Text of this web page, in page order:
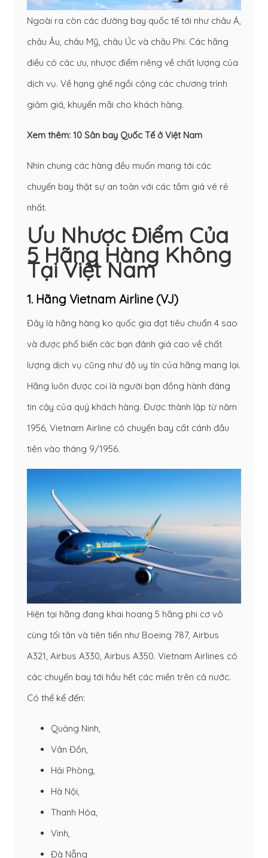
Ngoài ra còn các đường bay quốc tế tới như châu Á,
châu Âu, châu Mỹ, châu Úc và châu Phi. Các hãng
điều có các ưu, nhược điểm riêng về chất lượng của
dịch vụ. Về hạng ghế ngồi cộng các chương trình
giảm giá, khuyến mãi cho khách hàng.
Xem thêm: 10 Sân bay Quốc Tế ở Việt Nam
Nhìn chung các hàng đều muốn mang tới các
chuyến bay thật sự an toàn với các tầm giá vé rẻ
nhất.
Ưu Nhược Điểm Của
5 Hãng Hàng Không
Tại Việt Nam
1. Hãng Vietnam Airline (VJ)
Đây là hãng hàng ko quốc gia đạt tiêu chuẩn 4 sao
và được phổ biến các bạn đánh giá cao về chất
lượng dịch vụ cũng như độ uy tín của hãng mang lại.
Hãng luôn được coi là người bạn đồng hành đáng
tin cậy của quý khách hàng. Được thành lập từ năm
1956, Vietnam Airline có chuyến bay cất cánh đầu
tiên vào tháng 9/1956.
Hiện tại hãng đang khai hoang 5 hãng phi cơ vô
cùng tối tân và tiên tiến như Boeing 787, Airbus
A321, Airbus A330, Airbus A350. Vietnam Airlines có
các chuyến bay tới hầu hết các miền trên cả nước.
Có thể kể đến:
Quảng Ninh,
Vân Đồn,
Hải Phòng,
Hà Nội,
Thanh Hóa,
Vinh,
Đà Nẵng